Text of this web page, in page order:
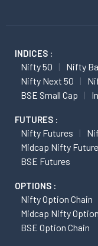
INDICES :
Nifty 50 Nifty
Nifty Next 50
BSE Small Cap
FUTURES :
Nifty Futures
Midcap Nifty
BSE Futures
OPTIONS :
Nifty Option Chain
Midcap Nifty
BSE Option Chain